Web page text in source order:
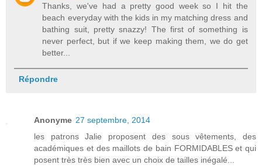
Thanks, we've had a pretty good week so I hit the
beach everyday with the kids in my matching dress and
bathing suit, pretty snazzy! The first of something is
never perfect, but if we keep making them, we do get
better...
Répondre
Anonyme 27 septembre, 2014
les patrons Jalie proposent des sous vêtements, des
académiques et des maillots de bain FORMIDABLES et qui
posent très très bien avec un choix de tailles inégalé...